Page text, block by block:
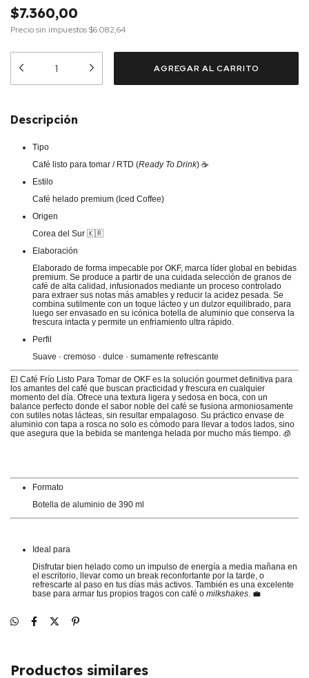
$7.360,00
Precio sin impuestos$6.082,64
Descripción
Tipo
Café listo para tomar / RTD (Ready To Drink) ☕
Estilo
Café helado premium (Iced Coffee)
Origen
Corea del Sur 🇰🇷
Elaboración
Elaborado de forma impecable por OKF, marca líder global en bebidas
premium. Se produce a partir de una cuidada selección de granos de
café de alta calidad, infusionados mediante un proceso controlado
para extraer sus notas más amables y reducir la acidez pesada. Se
combina sutilmente con un toque lácteo y un dulzor equilibrado, para
luego ser envasado en su icónica botella de aluminio que conserva la
frescura intacta y permite un enfriamiento ultra rápido.
Perfil
Suave · cremoso · dulce · sumamente refrescante
El Café Frío Listo Para Tomar de OKF es la solución gourmet definitiva para
los amantes del café que buscan practicidad y frescura en cualquier
momento del día. Ofrece una textura ligera y sedosa en boca, con un
balance perfecto donde el sabor noble del café se fusiona armoniosamente
con sutiles notas lácteas, sin resultar empalagoso. Su práctico envase de
aluminio con tapa a rosca no solo es cómodo para llevar a todos lados, sino
que asegura que la bebida se mantenga helada por mucho más tiempo. 🧊
Formato
Botella de aluminio de 390 ml
Ideal para
Disfrutar bien helado como un impulso de energía a media mañana en
el escritorio, llevar como un break reconfortante por la tarde, o
refrescarte al paso en tus días más activos. También es una excelente
base para armar tus propios tragos con café o milkshakes. 💼
Productos similares